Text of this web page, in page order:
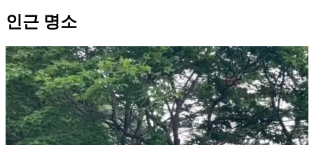
인근 명소